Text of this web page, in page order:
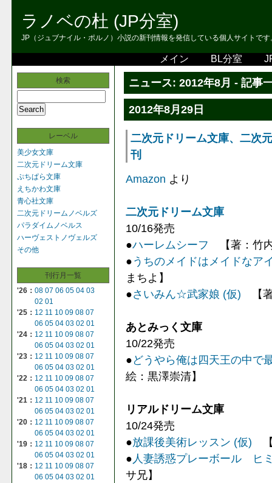
ラノベの杜 (JP分室)
JP（ジュブナイル・ポルノ）小説の新刊情報を発信している個人サイトで
メイン BL分室
検索
レーベル
美少女文庫
二次元ドリーム文庫
ぷちぱら文庫
えちかわ文庫
青心社文庫
二次元ドリームノベルズ
パラダイムノベルス
ハーヴェストノヴェルズ
その他
刊行月一覧
'26： 08 07 06 05 04 03
02 01
'25： 12 11 10 09 08 07
06 05 04 03 02 01
'24： 12 11 10 09 08 07
06 05 04 03 02 01
'23： 12 11 10 09 08 07
06 05 04 03 02 01
'22： 12 11 10 09 08 07
06 05 04 03 02 01
'21： 12 11 10 09 08 07
06 05 04 03 02 01
'20： 12 11 10 09 08 07
06 05 04 03 02 01
'19： 12 11 10 09 08 07
06 05 04 03 02 01
'18： 12 11 10 09 08 07
06 05 04 03 02 01
ニュース: 2012年8月 - 記事
2012年8月29日
二次元ドリーム文庫、二次
刊
Amazon より
二次元ドリーム文庫
10/16発売
●ハーレムシーフ 【著：竹
●うちのメイドはメイドなア
まちよ】
●さいみん☆武家娘 (仮) 【
あとみっく文庫
10/22発売
●どうやら俺は四天王の中で
絵：黒澤崇清】
リアルドリーム文庫
10/24発売
●放課後美術レッスン (仮) 【
●人妻誘惑プレーボール ヒ
サ兄】